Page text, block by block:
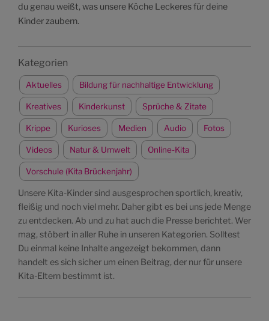
du genau weißt, was unsere Köche Leckeres für deine
Kinder zaubern.
Kategorien
Aktuelles Bildung für nachhaltige Entwicklung
Kreatives Kinderkunst Sprüche & Zitate
Krippe Kurioses Medien Audio Fotos
Videos Natur & Umwelt Online-Kita
Vorschule (Kita Brückenjahr)
Unsere Kita-Kinder sind ausgesprochen sportlich, kreativ,
fleißig und noch viel mehr. Daher gibt es bei uns jede Menge
zu entdecken. Ab und zu hat auch die Presse berichtet. Wer
mag, stöbert in aller Ruhe in unseren Kategorien. Solltest
Du einmal keine Inhalte angezeigt bekommen, dann
handelt es sich sicher um einen Beitrag, der nur für unsere
Kita-Eltern bestimmt ist.